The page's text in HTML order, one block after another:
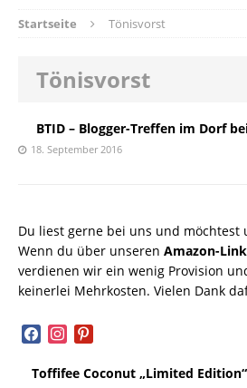
Startseite Tönisvorst
Tönisvorst
BTID – Blogger-Treffen im Dorf
18. September 2016
Du liest gerne bei uns und möchtest
Wenn du über unseren Amazon-Link
verdienen wir ein wenig Provision
keinerlei Mehrkosten. Vielen Dank
facebookinstagram
pinterest
Toffifee Coconut „Limited Edition“